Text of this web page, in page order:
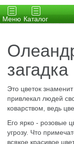
Toggle
navigation
Меню
Toggle
navigation
Каталог
загадка
Это цветок
привлекал людей
коварством, ведь
Его ярко - розовые
угрозу. Что
всякое красивое